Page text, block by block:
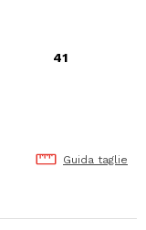
41
Guida taglie